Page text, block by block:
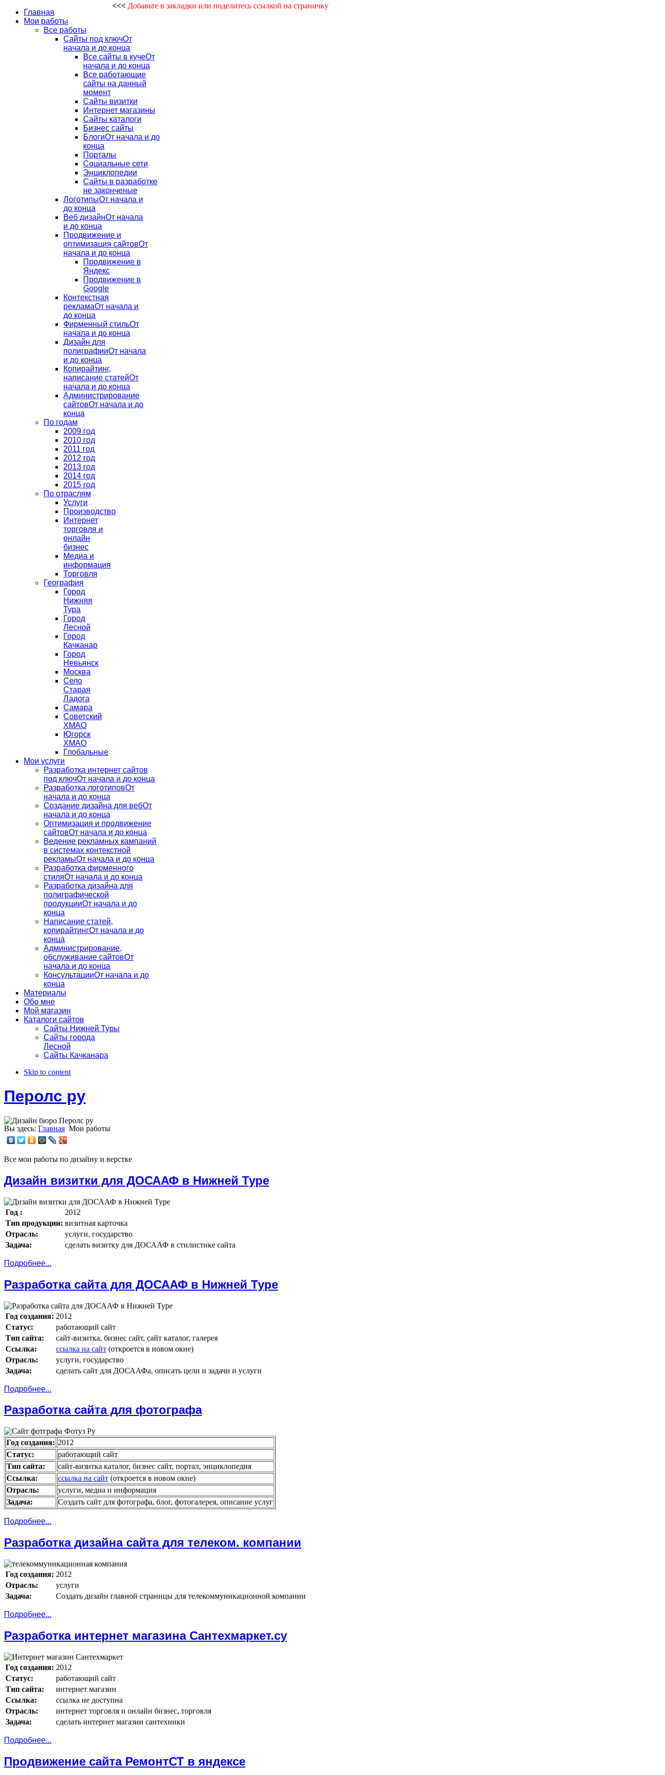
Главная
Мои работы
Все работы
Сайты под ключОт
начала и до конца
Все сайты в кучеОт
начала и до конца
Все работающие
сайты на данный
момент
Сайты визитки
Интернет магазины
Сайты каталоги
Бизнес сайты
БлогиОт начала и до
конца
Порталы
Социальные сети
Энциклопедии
Сайты в разработке
не законченые
ЛоготипыОт начала и
до конца
Веб дизайнОт начала
и до конца
Продвижение и
оптимизация сайтовОт
начала и до конца
Продвижение в
Яндекс
Продвижение в
Google
Контекстная
рекламаОт начала и
до конца
Фирменный стильОт
начала и до конца
Дизайн для
полиграфииОт начала
и до конца
Копирайтинг,
написание статейОт
начала и до конца
Администрирование
сайтовОт начала и до
конца
По годам
2009 год
2010 год
2011 год
2012 год
2013 год
2014 год
2015 год
По отраслям
Услуги
Производство
Интернет
торговля и
онлайн
бизнес
Медиа и
информация
Торговля
География
Город
Нижняя
Тура
Город
Лесной
Город
Качканар
Город
Невьянск
Москва
Село
Старая
Ладога
Самара
Советский
ХМАО
Югорск
ХМАО
Глобальные
Мои услуги
Разработка интернет сайтов
под ключОт начала и до конца
Разработка логотиповОт
начала и до конца
Создание дизайна для вебОт
начала и до конца
Оптимизация и продвижение
сайтовОт начала и до конца
Ведение рекламных кампаний
в системах контекстной
рекламыОт начала и до конца
Разработка фирменного
стиляОт начала и до конца
Разработка дизайна для
полиграфической
продукцииОт начала и до
конца
Написание статей,
копирайтингОт начала и до
конца
Администрирование,
обслуживание сайтовОт
начала и до конца
КонсультацииОт начала и до
конца
Материалы
Обо мне
Мой магазин
Каталоги сайтов
Сайты Нижней Туры
Сайты города
Лесной
Сайты Качканара
Skip to content
Перолс ру
Вы здесь: Главная Мои работы
<<< Добавьте в закладки или поделитесь ссылкой на страничку
Все мои работы по дизайну и верстке
Дизайн визитки для ДОСААФ в Нижней Туре
Год :
2012
Тип продукции: визитная карточка
Отрасль:
услуги, государство
Задача:
сделать визитку для ДОСААФ в стилистике сайта
Подробнее...
Разработка сайта для ДОСААФ в Нижней Туре
Год создания: 2012
Статус:
работающий сайт
Тип сайта:
сайт-визитка, бизнес сайт, сайт каталог, галерея
Ссылка:
ссылка на сайт (откроется в новом окне)
Отрасль:
услуги, государство
Задача:
сделать сайт для ДОСААФа, описать цели и задачи и услуги
Подробнее...
Разработка сайта для фотографа
Год создания: 2012
Статус:
работающий сайт
Тип сайта:
сайт-визитка каталог, бизнес сайт, портал, энциклопедия
Ссылка:
ссылка на сайт (откроется в новом окне)
Отрасль:
услуги, медиа и информация
Задача:
Создать сайт для фотографа, блог, фотогалерея, описание услуг
Подробнее...
Разработка дизайна сайта для телеком. компании
Год создания: 2012
Отрасль:
услуги
Задача:
Создать дизайн главной страницы для телекоммуникационной компании
Подробнее...
Разработка интернет магазина Сантехмаркет.су
Год создания: 2012
Статус:
работающий сайт
Тип сайта:
интернет магазин
Ссылка:
ссылка не доступна
Отрасль:
интернет торговля и онлайн бизнес, торговля
Задача:
сделать интернет магазин сантехники
Подробнее...
Продвижение сайта РемонтСТ в яндексе